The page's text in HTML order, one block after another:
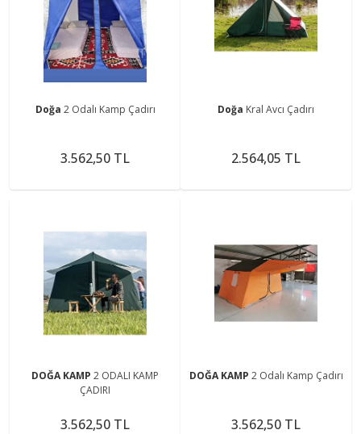
Doğa 2 Odalı Kamp Çadırı
3.562,50 TL
Doğa Kral Avcı Çadırı
2.564,05 TL
DOĞA KAMP 2 ODALI KAMP
ÇADIRI
3.562,50 TL
DOĞA KAMP 2 Odalı Kamp Çadırı
3.562,50 TL